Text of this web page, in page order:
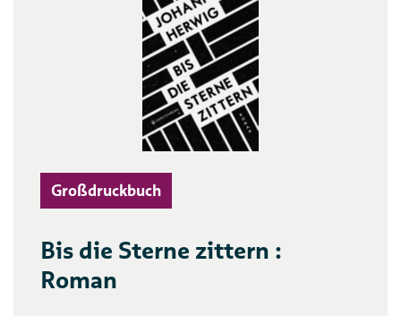
Großdruckbuch
Bis die Sterne zittern :
Roman